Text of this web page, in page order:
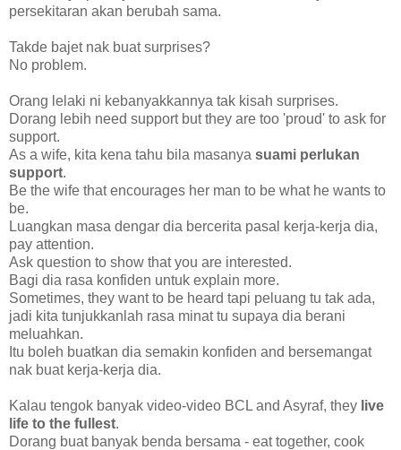
persekitaran akan berubah sama.
Takde bajet nak buat surprises?
No problem.
Orang lelaki ni kebanyakkannya tak kisah surprises.
Dorang lebih need support but they are too 'proud' to ask for
support.
As a wife, kita kena tahu bila masanya suami perlukan
support.
Be the wife that encourages her man to be what he wants to
be.
Luangkan masa dengar dia bercerita pasal kerja-kerja dia,
pay attention.
Ask question to show that you are interested.
Bagi dia rasa konfiden untuk explain more.
Sometimes, they want to be heard tapi peluang tu tak ada,
jadi kita tunjukkanlah rasa minat tu supaya dia berani
meluahkan.
Itu boleh buatkan dia semakin konfiden and bersemangat
nak buat kerja-kerja dia.
Kalau tengok banyak video-video BCL and Asyraf, they live
life to the fullest.
Dorang buat banyak benda bersama - eat together, cook